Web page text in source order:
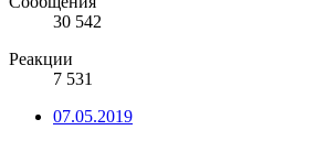
30 542
Реакции
7 531
07.05.2019